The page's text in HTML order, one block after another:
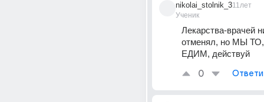
nikolai_stolnik_3
Ученик
11лет
Лекарства-врачей
отменял, но МЫ
ЕДИМ, действуй
0